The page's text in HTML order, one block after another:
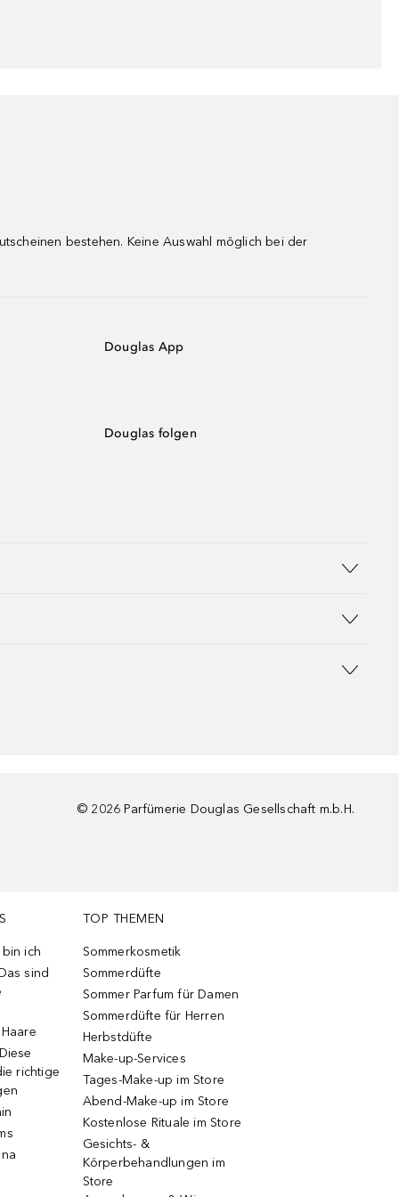
bestehen. Keine Auswahl möglich bei der
Douglas App
Douglas folgen
© 2026 Parfümerie Douglas Gesellschaft m.b.H.
ich
sind
richtige
TOP THEMEN
Sommerkosmetik
Sommerdüfte
Sommer Parfum für Damen
Sommerdüfte für Herren
Herbstdüfte
Make-up-Services
Tages-Make-up im Store
Abend-Make-up im Store
Kostenlose Rituale im Store
Gesichts- &
Körperbehandlungen im
Store